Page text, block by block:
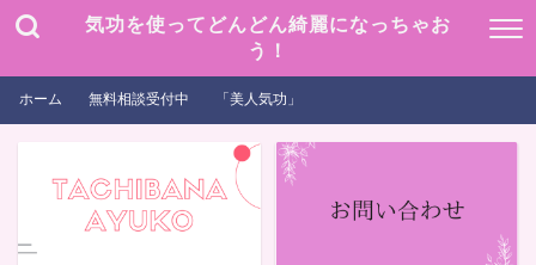
気功を使ってどんどん綺麗になっちゃお
う！
ホーム 無料相談受付中 「美人気功」